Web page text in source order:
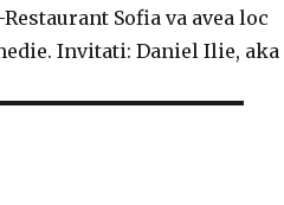
Sofia va avea loc
Invitati: Daniel Ilie, aka